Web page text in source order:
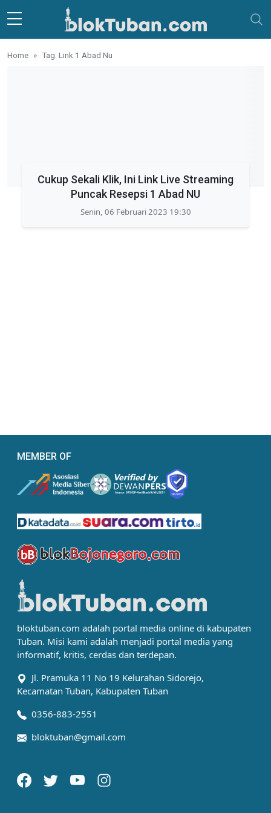
Skip to main content
Home Tag: Link 1 Abad Nu
Cukup Sekali Klik, Ini Link Live Streaming
Puncak Resepsi 1 Abad NU
Senin, 06 Februari 2023 19:30
MEMBER OF
bloktuban.com adalah portal media online di kabupaten
Tuban. Misi kami adalah menjadi portal media yang
informatif, kritis, cerdas dan terdepan.
Jl. Pramuka 11 No 19 Kelurahan Sidorejo,
Kecamatan Tuban, Kabupaten Tuban
0356-883-2551
bloktuban@gmail.com